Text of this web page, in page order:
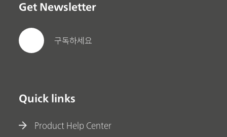
Get Newsletter
구독하세요
Quick links
Product Help Center